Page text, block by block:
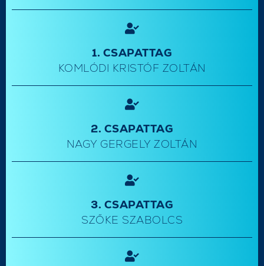
1. CSAPATTAG
KOMLÓDI KRISTÓF ZOLTÁN
2. CSAPATTAG
NAGY GERGELY ZOLTÁN
3. CSAPATTAG
SZŐKE SZABOLCS